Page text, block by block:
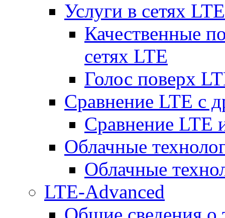
Услуги в сетях LTE
Качественные
сетях LTE
Голос поверх
Сравнение LTE с
Сравнение LTE
Облачные
Облачные
LTE-Advanced